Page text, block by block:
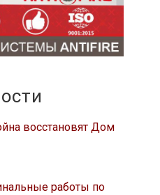
восстановят Дом
работы по